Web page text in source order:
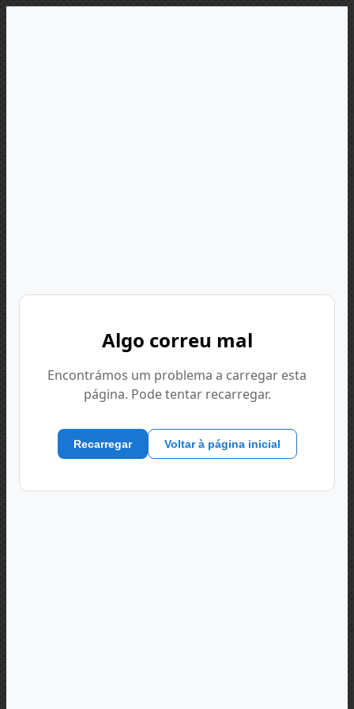
Algo correu mal
Encontrámos um problema a carregar esta
página. Pode tentar recarregar.
Recarregar Voltar à página inicial